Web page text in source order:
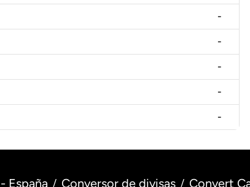
-
-
-
-
-
España / Conversor de divisas / Convert